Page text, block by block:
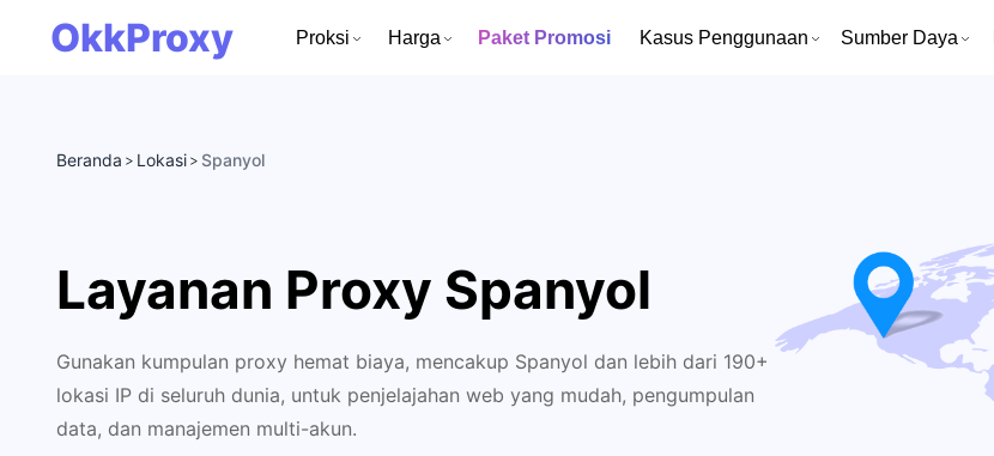
OkkProxy Proksi Harga Paket Promosi Kasus Penggunaan Sumber Daya
Beranda > Lokasi > Spanyol
Layanan Proxy Spanyol
Gunakan kumpulan proxy hemat biaya, mencakup Spanyol dan lebih dari 190+
lokasi IP di seluruh dunia, untuk penjelajahan web yang mudah, pengumpulan
data, dan manajemen multi-akun.